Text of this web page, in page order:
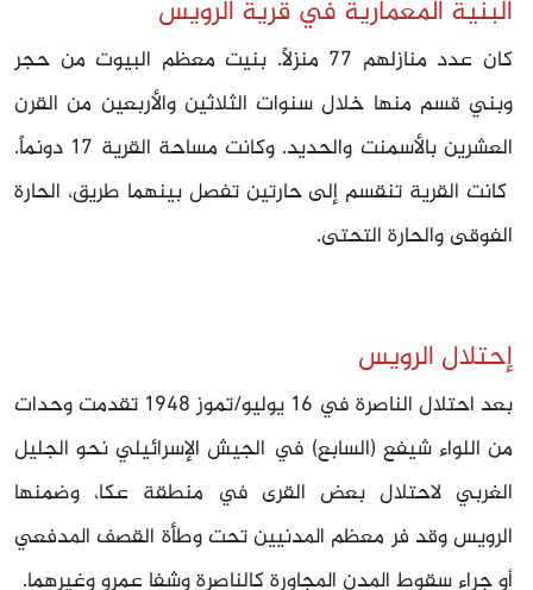
البنية المعمارية في قرية الرويس
كان عدد منازلهم 77 منزلاً. بنيت معظم البيوت من حجر
وبني قسم منها خلال سنوات الثلاثين والأربعين من القرن
العشرين بالأسمنت والحديد. وكانت مساحة القرية 17 دونماً.
كانت القرية تنقسم إلى حارتين تفصل بينهما طريق، الحارة
الفوقى والحارة التحتى.
إحتلال الرويس
بعد احتلال الناصرة في
16‏ يوليو/تموز 1948 تقدمت وحدات
من اللواء شيفع (السابع) في الجيش الإسرائيلي نحو الجليل
الغربي لاحتلال بعض القرى في منطقة عكا، وضمنها
الرويس وقد فر معظم المدنيين تحت وطأة القصف المدفعي
أو جراء سقوط المدن المجاورة كالناصرة وشفا عمرو وغيرهما.